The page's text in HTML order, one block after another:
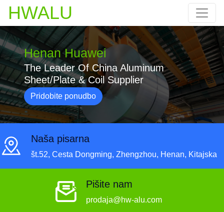
HWALU
Henan Huawei
The Leader Of China Aluminum
Sheet/Plate & Coil Supplier
Pridobite ponudbo
Naša pisarna
št.52, Cesta Dongming, Zhengzhou, Henan, Kitajska
Pišite nam
prodaja@hw-alu.com